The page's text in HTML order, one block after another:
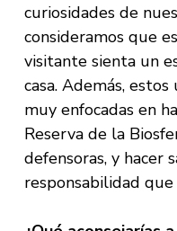
curiosidades de
consideramos que
visitante sienta un
casa. Además,
muy enfocadas en
Reserva de la
defensoras, y hacer
responsabilidad